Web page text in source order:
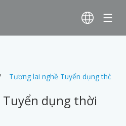
Tương lai nghề Tuyển dụng thời 4.0
dụng thời